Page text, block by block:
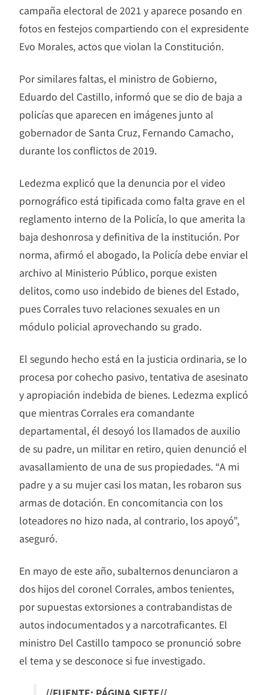
campaña electoral de 2021 y aparece posando en
fotos en festejos compartiendo con el expresidente
Evo Morales, actos que violan la Constitución.
Por similares faltas, el ministro de Gobierno,
Eduardo del Castillo, informó que se dio de baja a
policías que aparecen en imágenes junto al
gobernador de Santa Cruz, Fernando Camacho,
durante los conflictos de 2019.
Ledezma explicó que la denuncia por el video
pornográfico está tipificada como falta grave en el
reglamento interno de la Policía, lo que amerita la
baja deshonrosa y definitiva de la institución. Por
norma, afirmó el abogado, la Policía debe enviar el
archivo al Ministerio Público, porque existen
delitos, como uso indebido de bienes del Estado,
pues Corrales tuvo relaciones sexuales en un
módulo policial aprovechando su grado.
El segundo hecho está en la justicia ordinaria, se lo
procesa por cohecho pasivo, tentativa de asesinato
y apropiación indebida de bienes. Ledezma explicó
que mientras Corrales era comandante
departamental, él desoyó los llamados de auxilio
de su padre, un militar en retiro, quien denunció el
avasallamiento de una de sus propiedades. “A mi
padre y a su mujer casi los matan, les robaron sus
armas de dotación. En concomitancia con los
loteadores no hizo nada, al contrario, los apoyó”,
aseguró.
En mayo de este año, subalternos denunciaron a
dos hijos del coronel Corrales, ambos tenientes,
por supuestas extorsiones a contrabandistas de
autos indocumentados y a narcotraficantes. El
ministro Del Castillo tampoco se pronunció sobre
el tema y se desconoce si fue investigado.